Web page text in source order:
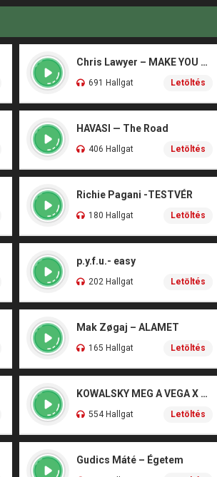
Chris Lawyer – MAKE YOU FLY
691 Hallgat Letöltés
HAVASI — The Road
406 Hallgat Letöltés
Richie Pagani -TESTVÉR
180 Hallgat Letöltés
p.y.f.u.- easy
202 Hallgat Letöltés
Mak Zøgaj – ALAMET
165 Hallgat Letöltés
KOWALSKY MEG A VEGA X SZEBÉNYI DANI – CSÓNAK
554 Hallgat Letöltés
Gudics Máté – Égetem